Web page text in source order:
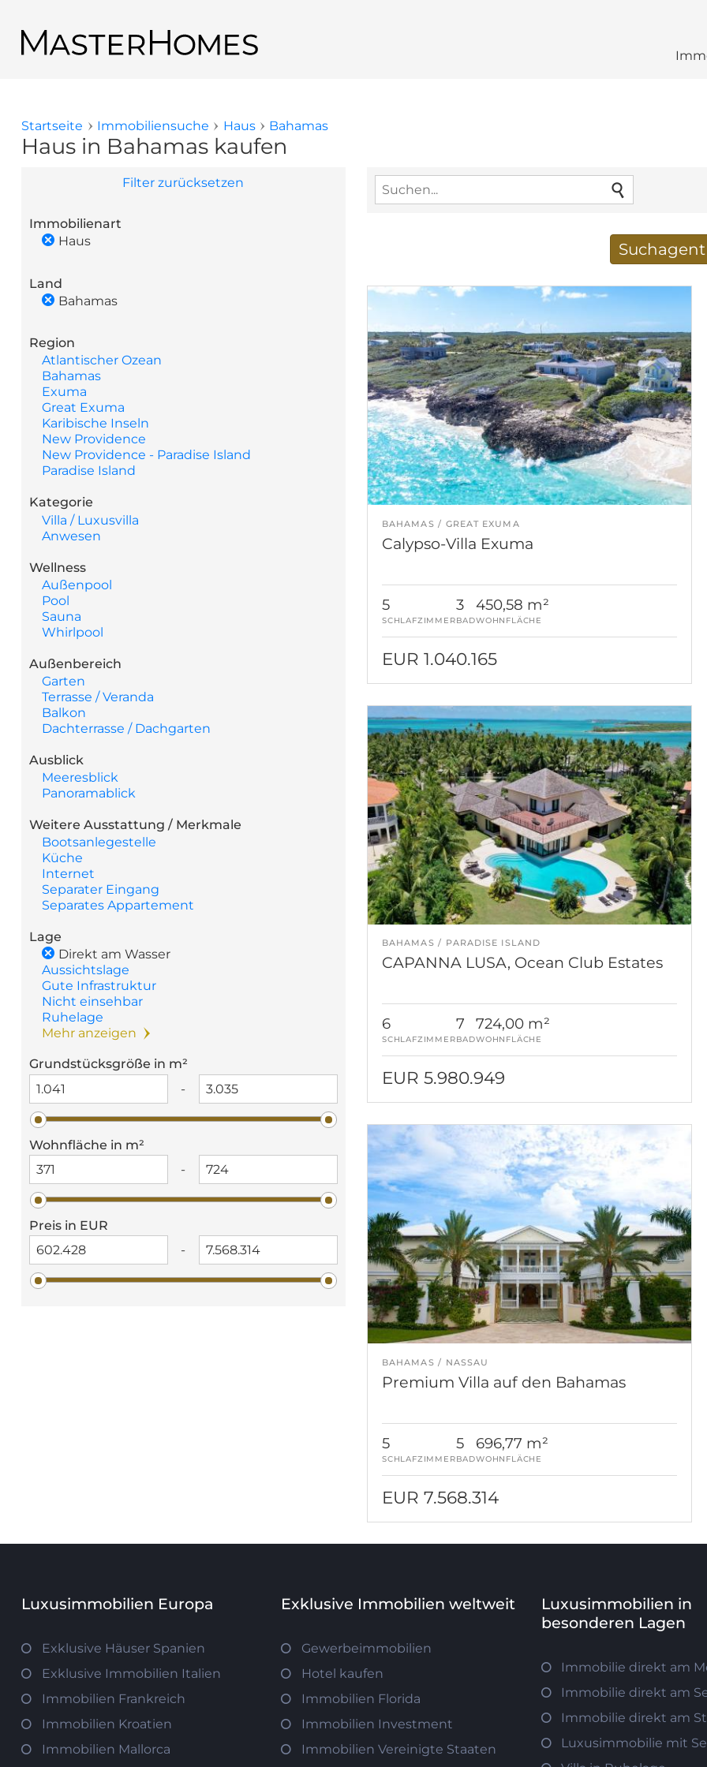
Zurück zu den Suchergebnissen
Sie sind hier
Startseite Immobiliensuche Haus Bahamas
Haus in Bahamas kaufen
Filter zurücksetzen
Immobilienart
Haus
Land
Bahamas
Region
Atlantischer Ozean
Bahamas
Exuma
Great Exuma
Karibische Inseln
New Providence
New Providence - Paradise Island
Paradise Island
Kategorie
Villa / Luxusvilla
Anwesen
Wellness
Außenpool
Pool
Sauna
Whirlpool
Außenbereich
Garten
Terrasse / Veranda
Balkon
Dachterrasse / Dachgarten
Ausblick
Meeresblick
Panoramablick
Weitere Ausstattung / Merkmale
Bootsanlegestelle
Küche
Internet
Separater Eingang
Separates Appartement
Lage
Direkt am Wasser
Aussichtslage
Gute Infrastruktur
Nicht einsehbar
Ruhelage
Mehr anzeigen
Grundstücksgröße in m²
-
Wohnfläche in m²
-
Preis in EUR
-
E-Mail-Adresse
BAHAMAS GREAT EXUMA
Calypso-Villa Exuma
5
SCHLAFZIMMER
3
BAD
450,58 m²
WOHNFLÄCHE
EUR 1.040.165
BAHAMAS PARADISE ISLAND
CAPANNA LUSA, Ocean Club Estates
6
SCHLAFZIMMER
7
BAD
724,00 m²
WOHNFLÄCHE
EUR 5.980.949
BAHAMAS NASSAU
Premium Villa auf den Bahamas
5
SCHLAFZIMMER
5
BAD
696,77 m²
WOHNFLÄCHE
EUR 7.568.314
Luxusimmobilien Europa
Exklusive Häuser Spanien
Exklusive Immobilien Italien
Immobilien Frankreich
Immobilien Kroatien
Immobilien Mallorca
Exklusive Immobilien weltweit
Gewerbeimmobilien
Hotel kaufen
Immobilien Florida
Immobilien Investment
Immobilien Vereinigte Staaten
Luxusimmobilien in
besonderen Lagen
Immobilie direkt am
Immobilie direkt am
Immobilie direkt am
Luxusimmobilie mit